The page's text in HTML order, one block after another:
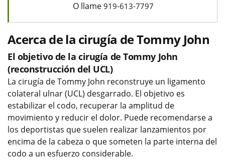
O llame 919-613-7797
Acerca de la cirugía de Tommy John
El objetivo de la cirugía de Tommy John
(reconstrucción del UCL)
La cirugía de Tommy John reconstruye un ligamento
colateral ulnar (UCL) desgarrado. El objetivo es
estabilizar el codo, recuperar la amplitud de
movimiento y reducir el dolor. Puede recomendarse a
los deportistas que suelen realizar lanzamientos por
encima de la cabeza o que someten la parte interna del
codo a un esfuerzo considerable.